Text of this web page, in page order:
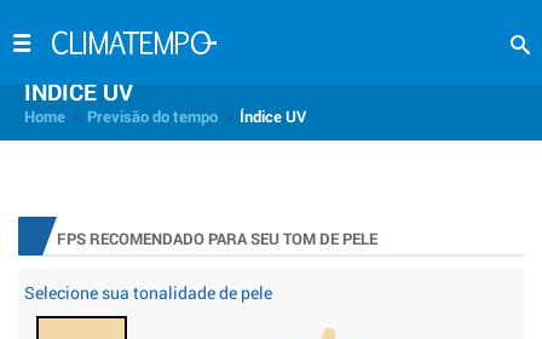
INDICE UV
Home Previsão do tempo Índice UV
FPS RECOMENDADO PARA SEU TOM DE PELE
Selecione sua tonalidade de pele